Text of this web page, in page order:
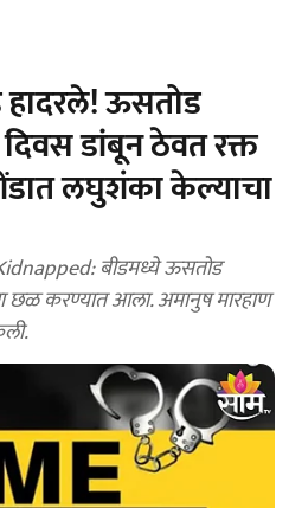
ऊसतोड
डांबून ठेवत रक्त
लघुशंका केल्याचा
बीडमध्ये ऊसतोड
छळ करण्यात आला. अमानुष मारहाण